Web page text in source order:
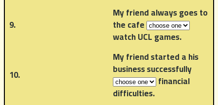
9.
My friend always goes to
the cafe
watch UCL games.
10.
My friend started a his
business successfully
financial
difficulties.